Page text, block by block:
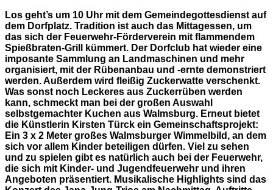
Los geht’s um 10 Uhr mit dem Gemeindegottesdienst auf
dem Dorfplatz. Tradition ist auch das Mittagessen, um
das sich der Feuerwehr-Förderverein mit flammendem
Spießbraten-Grill kümmert. Der Dorfclub hat wieder eine
imposante Sammlung an Landmaschinen und mehr
organisiert, mit der Rübenanbau und -ernte demonstriert
werden. Außerdem wird fleißig Zuckerwatte verschenkt.
Was sonst noch Leckeres aus Zuckerrüben werden
kann, schmeckt man bei der großen Auswahl
selbstgemachter Kuchen aus Walmsburg. Erneut bietet
die Künstlerin Kirsten Türck ein Gemeinschaftsprojekt:
Ein 3 x 2 Meter großes Walmsburger Wimmelbild, an dem
sich vor allem Kinder beteiligen dürfen. Viel zu sehen
und zu spielen gibt es natürlich auch bei der Feuerwehr,
die sich mit Kinder- und Jugendfeuerwehr und ihren
Angeboten präsentiert. Musikalische Highlights sind das